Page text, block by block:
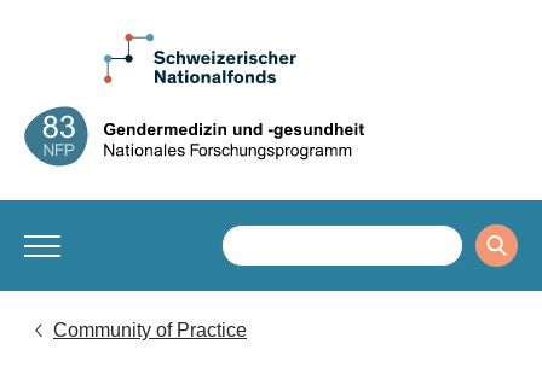
Community of Practice